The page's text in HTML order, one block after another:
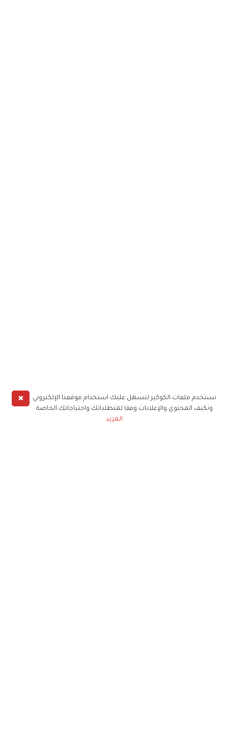
✖
نستخدم ملفات الكوكيز لنسهل عليك استخدام موقعنا الإلكتروني
ونكيف المحتوى والإعلانات وفقا لمتطلباتك واحتياجاتك الخاصة
المزيد